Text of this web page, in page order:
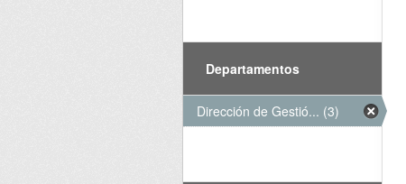
Departamentos
Dirección de Gestió... (3)